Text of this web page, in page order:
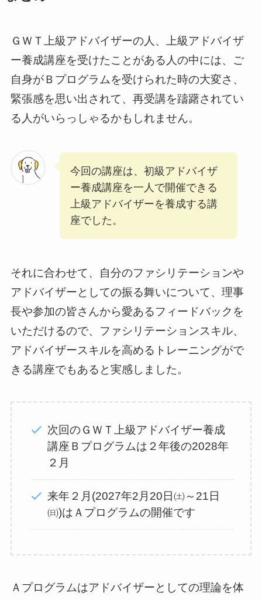
ＧＷＴ上級アドバイザーの人、上級アドバイザ
ー養成講座を受けたことがある人の中には、ご
自身がＢプログラムを受けられた時の大変さ、
緊張感を思い出されて、再受講を躊躇されてい
る人がいらっしゃるかもしれません。
今回の講座は、初級アドバイザ
ー養成講座を一人で開催できる
上級アドバイザーを養成する講
座でした。
それに合わせて、自分のファシリテーションや
アドバイザーとしての振る舞いについて、理事
長や参加の皆さんから愛あるフィードバックを
いただけるので、ファシリテーションスキル、
アドバイザースキルを高めるトレーニングがで
きる講座でもあると実感しました。
次回のＧＷＴ上級アドバイザー養成
講座Ｂプログラムは２年後の2028年
２月
来年２月(2027年2月20日㈯～21日
㈰)はＡプログラムの開催です
Ａプログラムはアドバイザーとしての理論を体